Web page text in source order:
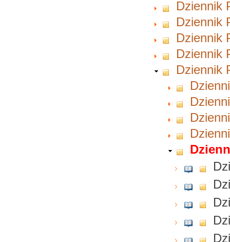
Dziennik
Dziennik
Dziennik
Dziennik
Dziennik